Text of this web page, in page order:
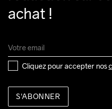
achat !
Cliquez pour accepter nos
S'ABONNER